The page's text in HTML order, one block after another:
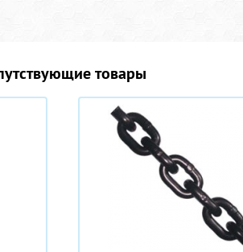
товары